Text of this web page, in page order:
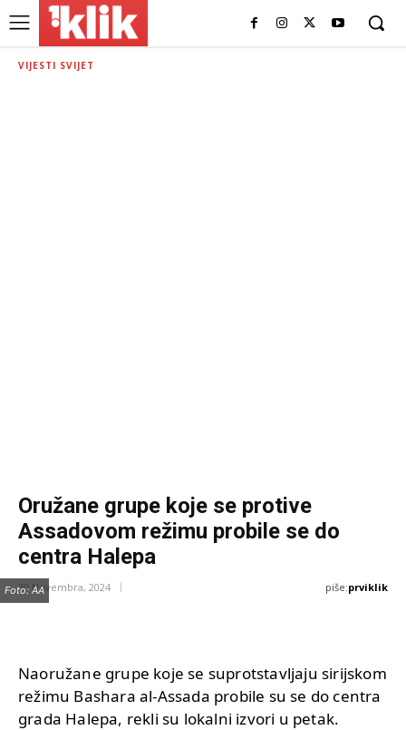
VIJESTI SVIJET
Oružane grupe koje se protive
Assadovom režimu probile se do
centra Halepa
30 Novembra, 2024 piše:prviklik
Foto: AA
Naoružane grupe koje se suprotstavljaju sirijskom
režimu Bashara al-Assada probile su se do centra
grada Halepa, rekli su lokalni izvori u petak.